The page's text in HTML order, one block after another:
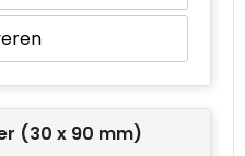
(30 x 90 mm)